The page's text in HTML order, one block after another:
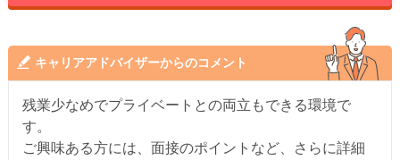
キャリアアドバイザーからのコメント
残業少なめでプライベートとの両立もできる環境で
す。
ご興味ある方には、面接のポイントなど、さらに詳細